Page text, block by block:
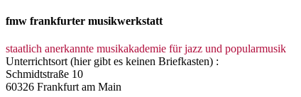
fmw frankfurter musikwerkstatt
staatlich anerkannte musikakademie für jazz und popularmusik
Unterrichtsort (hier gibt es keinen Briefkasten) :
Schmidtstraße 10
60326 Frankfurt am Main